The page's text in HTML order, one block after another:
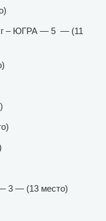
– ЮГРА — 5 — (11
3 — (13 место)